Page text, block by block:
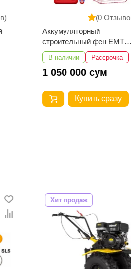
(0 Отзывов)
Аккумуляторный
строительный фен EMTOP
EHGN200318
В наличии Рассрочка
1 050 000 сум
Купить сразу
Хит продаж